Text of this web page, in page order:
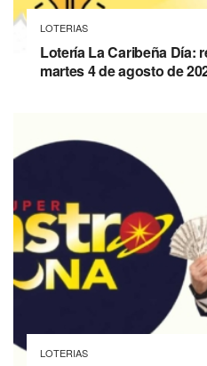
LOTERIAS
Lotería La Caribeña Día:
martes 4 de agosto de
LOTERIAS